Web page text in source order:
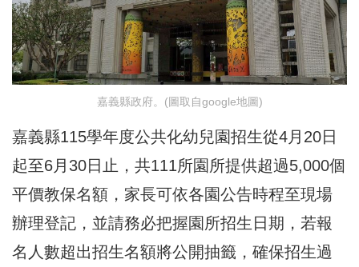
嘉義縣政府。(圖取自google地圖)
嘉義縣115學年度公共化幼兒園招生從4月20日
起至6月30日止，共111所園所提供超過5,000個
平價教保名額，家長可依各園公告時程至現場
辦理登記，並請務必把握園所招生日期，若報
名人數超出招生名額將公開抽籤，確保招生過